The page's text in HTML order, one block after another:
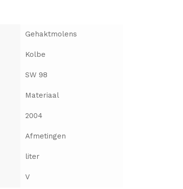
Gehaktmolens
Kolbe
SW 98
Materiaal
2004
Afmetingen
liter
V